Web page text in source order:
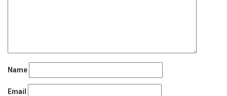
Name
Email